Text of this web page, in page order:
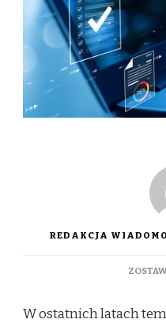
REDAKCJA
W ostatnich latach